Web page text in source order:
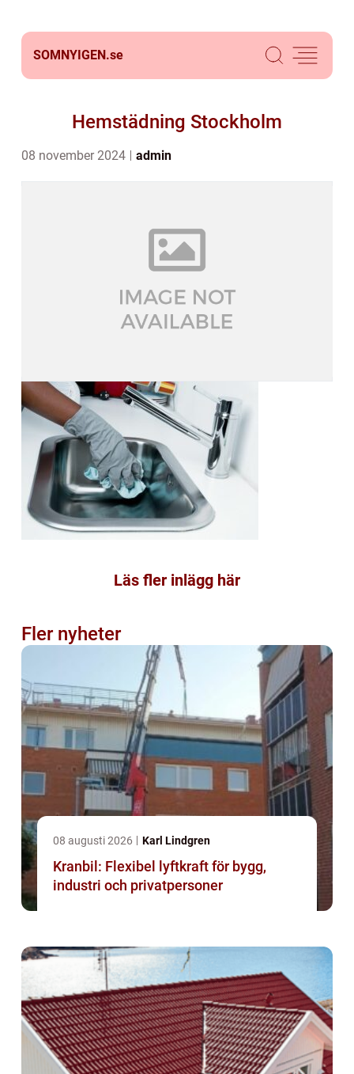
SOMNYIGEN.se
Hemstädning Stockholm
08 november 2024 admin
Läs fler inlägg här
Fler nyheter
08 augusti 2026 Karl Lindgren
Kranbil: Flexibel lyftkraft för bygg,
industri och privatpersoner